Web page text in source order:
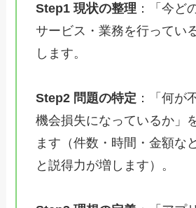
Step1 現状の整理 ：「今ど
サービス・業務を行ってい
します。
Step2 問題の特定 ：「何が
機会損失になっているか」
ます（件数・時間・金額な
と説得力が増します）。